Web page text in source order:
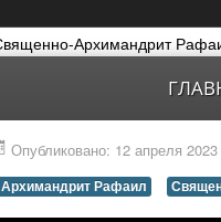
Опубликовано: 12 апреля 2023
Архимандрит Рафаил